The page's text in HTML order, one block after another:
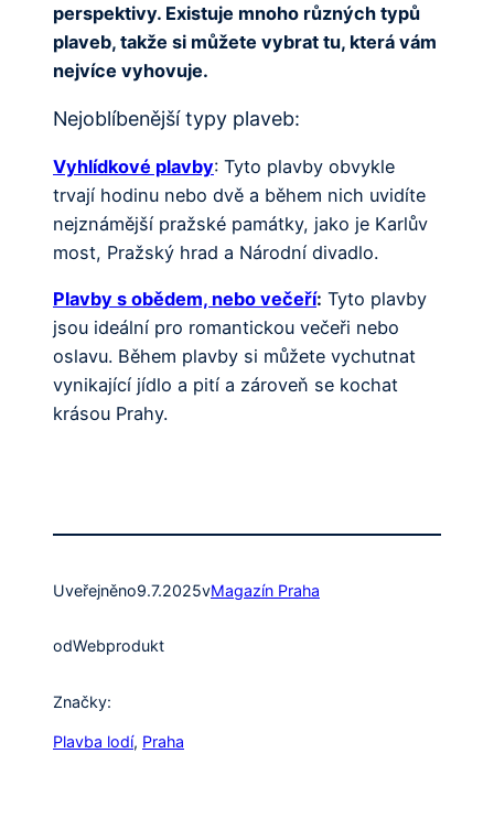
perspektivy. Existuje mnoho různých typů
plaveb, takže si můžete vybrat tu, která vám
nejvíce vyhovuje.
Nejoblíbenější typy plaveb:
Vyhlídkové plavby: Tyto plavby obvykle
trvají hodinu nebo dvě a během nich uvidíte
nejznámější pražské památky, jako je Karlův
most, Pražský hrad a Národní divadlo.
Plavby s obědem, nebo večeří: Tyto plavby
jsou ideální pro romantickou večeři nebo
oslavu. Během plavby si můžete vychutnat
vynikající jídlo a pití a zároveň se kochat
krásou Prahy.
Uveřejněno9.7.2025vMagazín Praha
odWebprodukt
Značky:
Plavba lodí, Praha